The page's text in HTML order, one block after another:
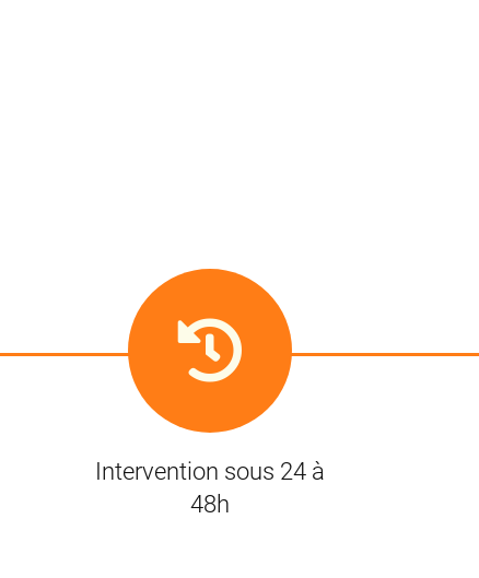
Intervention sous 24 à
48h